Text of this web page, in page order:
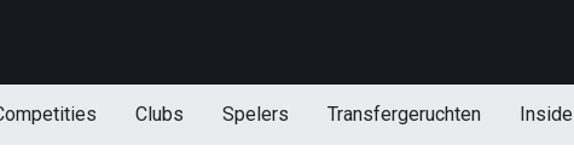
Clubs Spelers Transfergeruchten Inside